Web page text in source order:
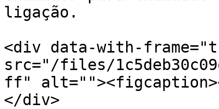
ligação.
<div data-with-
src="/files/
ff"
</div>